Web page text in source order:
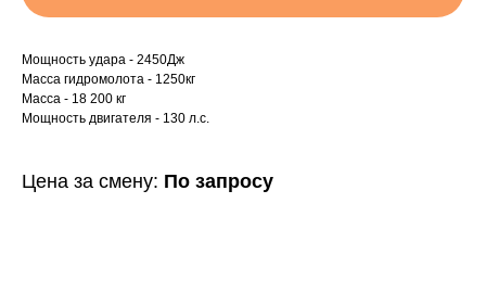
Мощность удара - 2450Дж
Масса гидромолота - 1250кг
Масса - 18 200 кг
Мощность двигателя - 130 л.с.
Цена за смену: По запросу